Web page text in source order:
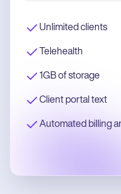
Unlimited clients
Telehealth
1GB of storage
Client portal text
Automated billing